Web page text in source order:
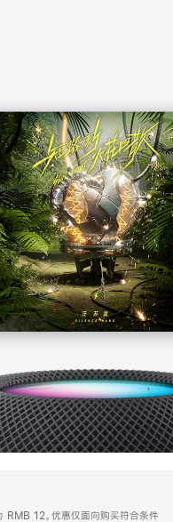
RMB 12。优惠仅面向购买符合条件